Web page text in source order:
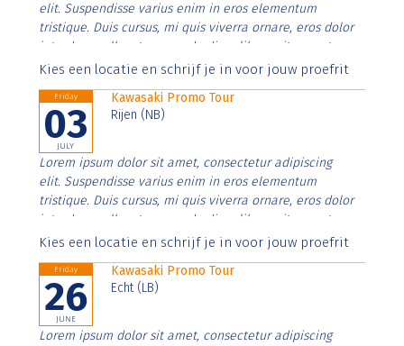
elit. Suspendisse varius enim in eros elementum
tristique. Duis cursus, mi quis viverra ornare, eros dolor
interdum nulla, ut commodo diam libero vitae erat.
Aenean faucibus nibh et justo cursus id rutrum lorem
Kies een locatie en schrijf je in voor jouw proefrit
Friday
03
JULY
Kawasaki Promo Tour
Rijen (NB)
Lorem ipsum dolor sit amet, consectetur adipiscing
elit. Suspendisse varius enim in eros elementum
tristique. Duis cursus, mi quis viverra ornare, eros dolor
interdum nulla, ut commodo diam libero vitae erat.
Aenean faucibus nibh et justo cursus id rutrum lorem
Kies een locatie en schrijf je in voor jouw proefrit
Friday
26
JUNE
Kawasaki Promo Tour
Echt (LB)
Lorem ipsum dolor sit amet, consectetur adipiscing